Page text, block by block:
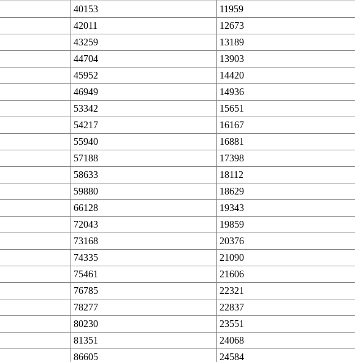
40153
11959
42011
12673
43259
13189
44704
13903
45952
14420
46949
14936
53342
15651
54217
16167
55940
16881
57188
17398
58633
18112
59880
18629
66128
19343
72043
19859
73168
20376
74335
21090
75461
21606
76785
22321
78277
22837
80230
23551
81351
24068
86605 24584